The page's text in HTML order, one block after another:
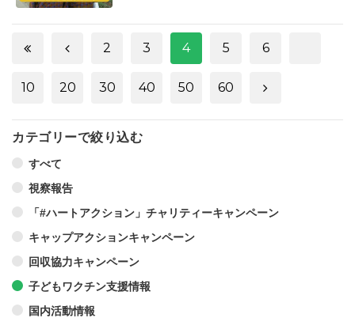
2 3 4 5 6
10 20 30 40 50 60
カテゴリーで絞り込む
すべて
視察報告
「#ハートアクション」チャリティーキャンペーン
キャップアクションキャンペーン
回収協力キャンペーン
子どもワクチン支援情報
国内活動情報